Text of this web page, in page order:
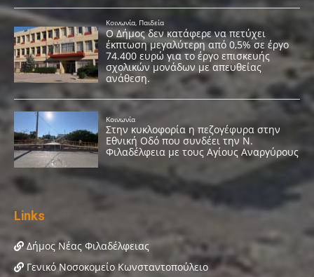
Links
Δήμος Νέας Φιλαδέλφειας
Γενικό Νοσοκομείο Κωνσταντοπούλειο